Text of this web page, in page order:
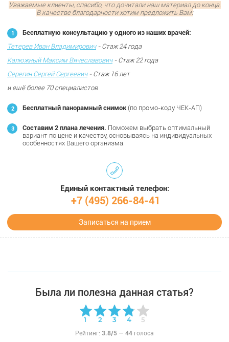
Уважаемые клиенты, спасибо, что дочитали наш материал до конца.
В качестве благодарности хотим предложить Вам:
Бесплатную консультацию у одного из наших врачей:
Тетерев Иван Владимирович- Стаж 24 года
Калюжный Максим Вячеславович- Стаж 22 года
Серегин Сергей Сергеевич- Стаж 16 лет
и ещё более 70 специалистов
Бесплатный панорамный снимок (по промо-коду ЧЕК-АП)
Составим 2 плана лечения. Поможем выбрать оптимальный
вариант по цене и качеству, основываясь на индивидуальных
особенностях Вашего организма.
Единый контактный телефон:
+7 (495) 266-84-41
Записаться на прием
Была ли полезна данная статья?
Рейтинг: 3.8/5 — 44 голоса